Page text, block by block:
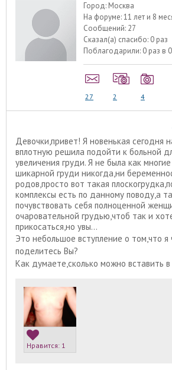
Город: Москва
На форуме:11 лет и 8
Сообщений: 27
Сказал(а) спасибо: 0 раз
Поблагодарили: 0 раз в
27 2 4
Девочки,привет! Я новенькая сегодня
вплотную решила подойти к больной
увеличения груди. Я не была как
шикарной груди никогда,ни
родов,просто вот такая
комплексы есть по данному поводу,а
почувствовать себя полноценной
очаровательной грудью,чтоб так и
прикосаться,но увы...
Это небольшое вступление о том,что я
поделитесь Вы?
Как думаете,сколько можно вставить
Нравится: 1